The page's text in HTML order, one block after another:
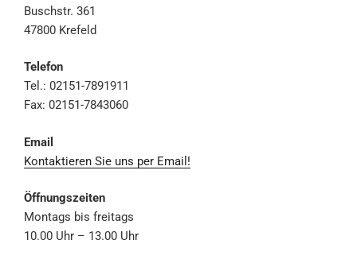
Buschstr. 361
47800 Krefeld
Telefon
Tel.: 02151-7891911
Fax: 02151-7843060
Email
Kontaktieren Sie uns per Email!
Öffnungszeiten
Montags bis freitags
10.00 Uhr – 13.00 Uhr